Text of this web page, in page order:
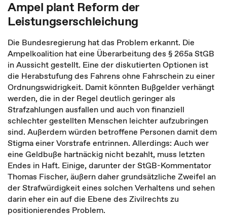
Ampel plant Reform der
Leistungserschleichung
Die Bundesregierung hat das Problem erkannt. Die
Ampelkoalition hat eine Überarbeitung des § 265a StGB
in Aussicht gestellt. Eine der diskutierten Optionen ist
die Herabstufung des Fahrens ohne Fahrschein zu einer
Ordnungswidrigkeit. Damit könnten Bußgelder verhängt
werden, die in der Regel deutlich geringer als
Strafzahlungen ausfallen und auch von finanziell
schlechter gestellten Menschen leichter aufzubringen
sind. Außerdem würden betroffene Personen damit dem
Stigma einer Vorstrafe entrinnen. Allerdings: Auch wer
eine Geldbuße hartnäckig nicht bezahlt, muss letzten
Endes in Haft. Einige, darunter der StGB-Kommentator
Thomas Fischer, äußern daher grundsätzliche Zweifel an
der Strafwürdigkeit eines solchen Verhaltens und sehen
darin eher ein auf die Ebene des Zivilrechts zu
positionierendes Problem.